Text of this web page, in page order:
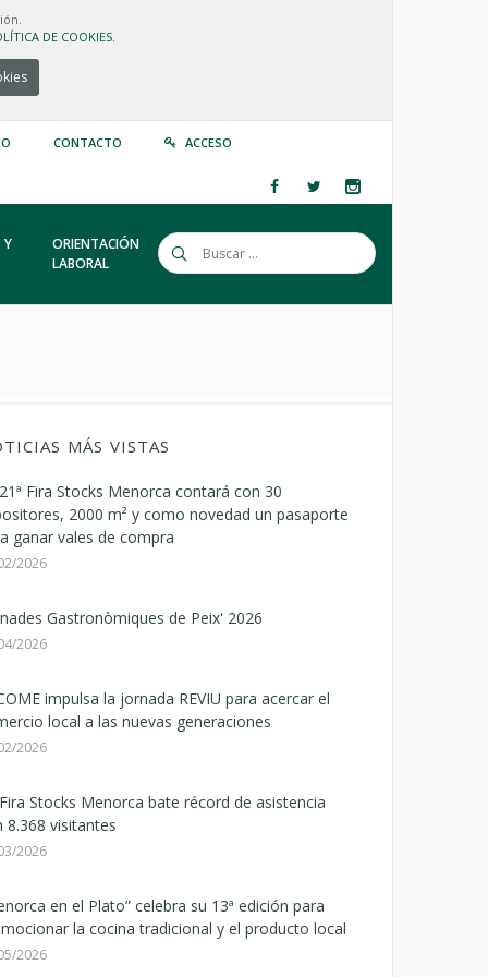
DE COOKIES.
CONTACTO ACCESO
Y
ORIENTACIÓN
LABORAL
MÁS VISTAS
Fira Stocks Menorca contará con 30
2000 m² y como novedad un pasaporte
ganar vales de compra
2026
Gastronòmiques de Peix' 2026
2026
impulsa la jornada REVIU para acercar el
local a las nuevas generaciones
2026
Stocks Menorca bate récord de asistencia
8.368 visitantes
2026
en el Plato” celebra su 13ª edición para
la cocina tradicional y el producto local
2026